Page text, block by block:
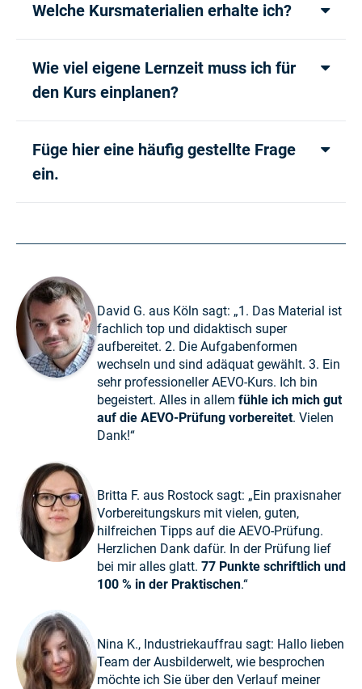
Welche Kursmaterialien erhalte ich?
Wie viel eigene Lernzeit muss ich für
den Kurs einplanen?
Füge hier eine häufig gestellte Frage
ein.
David G. aus Köln sagt: „1. Das Material ist
fachlich top und didaktisch super
aufbereitet. 2. Die Aufgabenformen
wechseln und sind adäquat gewählt. 3. Ein
sehr professioneller AEVO-Kurs. Ich bin
begeistert. Alles in allem fühle ich mich gut
auf die AEVO-Prüfung vorbereitet. Vielen
Dank!“
Britta F. aus Rostock sagt: „Ein praxisnaher
Vorbereitungskurs mit vielen, guten,
hilfreichen Tipps auf die AEVO-Prüfung.
Herzlichen Dank dafür. In der Prüfung lief
bei mir alles glatt. 77 Punkte schriftlich und
100 % in der Praktischen.“
Nina K., Industriekauffrau sagt: Hallo lieben
Team der Ausbilderwelt, wie besprochen
möchte ich Sie über den Verlauf meiner